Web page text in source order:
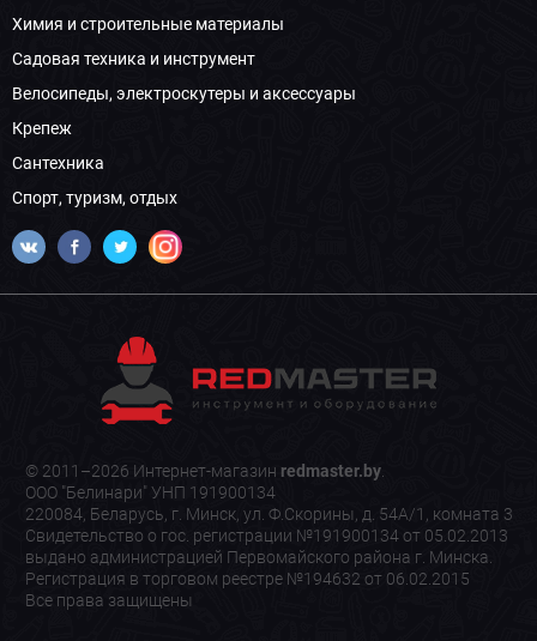
Химия и строительные материалы
Садовая техника и инструмент
Велосипеды, электроскутеры и аксессуары
Крепеж
Сантехника
Спорт, туризм, отдых
© 2011–2026 Интернет-магазин redmaster.by.
ООО "Белинари" УНП 191900134
220084, Беларусь, г. Минск, ул. Ф.Скорины, д. 54А/1, комната 3
Свидетельство о гос. регистрации №191900134 от 05.02.2013
выдано администрацией Первомайского района г. Минска.
Регистрация в торговом реестре №194632 от 06.02.2015
Все права защищены